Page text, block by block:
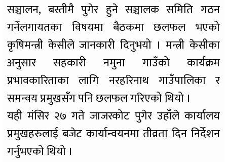
सञ्चालन, बस्तीमै पुगेर हुने सञ्चालक समिति गठन
गर्नेलगायतका विषयमा बैठकमा छलफल भएको
कृषिमन्त्री केसीले जानकारी दिनुभयो । मन्त्री केसीका
अनुसार सहकारी नमुना गाउँको कार्यक्रम
प्रभावकारिताका लागि नरहरिनाथ गाउँपालिका र
समन्वय प्रमुखसँग पनि छलफल गरिएको थियो ।
यही मंसिर २७ गते जाजरकोट पुगेर उहाँले कार्यालय
प्रमुखहरुलाई बजेट कार्यान्वयनमा तीव्रता दिन निर्देशन
गर्नुभएको थियो ।